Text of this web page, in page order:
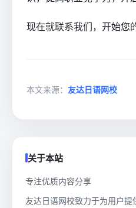
现在就联系我们，开始您
本文来源： 友达日语网校
关于本站
专注优质内容分享
友达日语网校致力于为用户